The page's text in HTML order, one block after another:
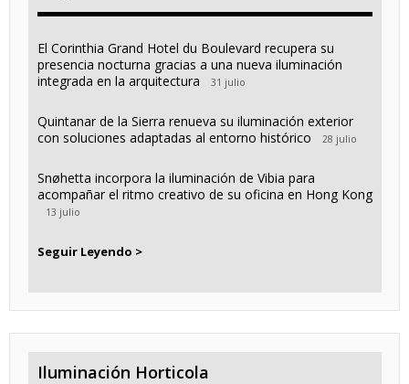
El Corinthia Grand Hotel du Boulevard recupera su
presencia nocturna gracias a una nueva iluminación
integrada en la arquitectura
31 julio
Quintanar de la Sierra renueva su iluminación exterior
con soluciones adaptadas al entorno histórico
28 julio
Snøhetta incorpora la iluminación de Vibia para
acompañar el ritmo creativo de su oficina en Hong Kong
13 julio
Seguir Leyendo >
Iluminación Horticola